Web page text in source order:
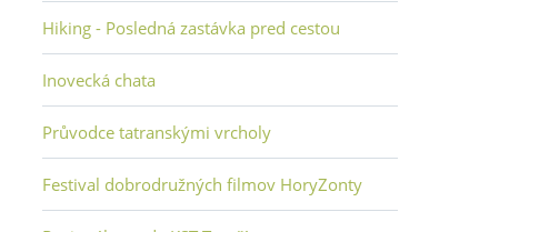
Hiking - Posledná zastávka pred cestou
Inovecká chata
Průvodce tatranskými vrcholy
Festival dobrodružných filmov HoryZonty